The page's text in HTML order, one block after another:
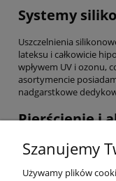
Systemy
Uszczelnienia
lateksu i całkowicie
wpływem UV i ozonu,
asortymencie
nadgarstkowe
Pierścienie i
montażowych:
Szanujemy
Używamy plików